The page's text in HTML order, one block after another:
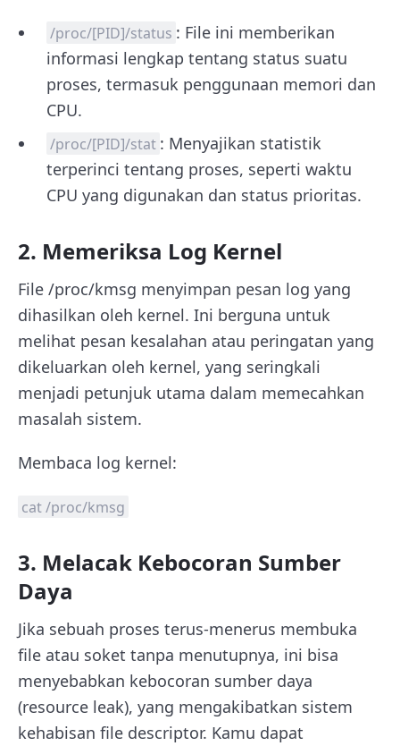
/proc/[PID]/status : File ini memberikan
informasi lengkap tentang status suatu
proses, termasuk penggunaan memori dan
CPU.
/proc/[PID]/stat : Menyajikan statistik
terperinci tentang proses, seperti waktu
CPU yang digunakan dan status prioritas.
2. Memeriksa Log Kernel
File /proc/kmsg menyimpan pesan log yang
dihasilkan oleh kernel. Ini berguna untuk
melihat pesan kesalahan atau peringatan yang
dikeluarkan oleh kernel, yang seringkali
menjadi petunjuk utama dalam memecahkan
masalah sistem.
Membaca log kernel:
cat /proc/kmsg
3. Melacak Kebocoran Sumber
Daya
Jika sebuah proses terus-menerus membuka
file atau soket tanpa menutupnya, ini bisa
menyebabkan kebocoran sumber daya
(resource leak), yang mengakibatkan sistem
kehabisan file descriptor. Kamu dapat